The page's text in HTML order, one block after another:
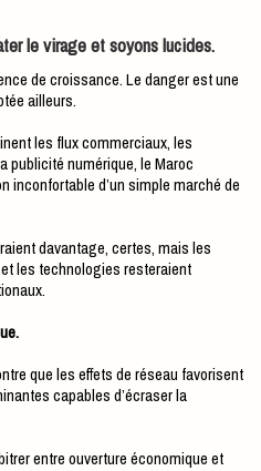
le virage et soyons lucides.
ailleurs.
les flux commerciaux, les
publicité numérique, le Maroc
inconfortable d’un simple marché de
davantage, certes, mais les
les technologies resteraient
que les effets de réseau favorisent
capables d’écraser la
entre ouverture économique et